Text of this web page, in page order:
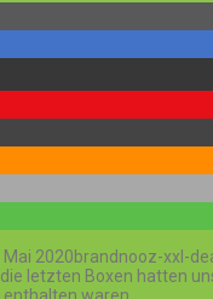
brandnooz-xxl-
letzten Boxen hatten